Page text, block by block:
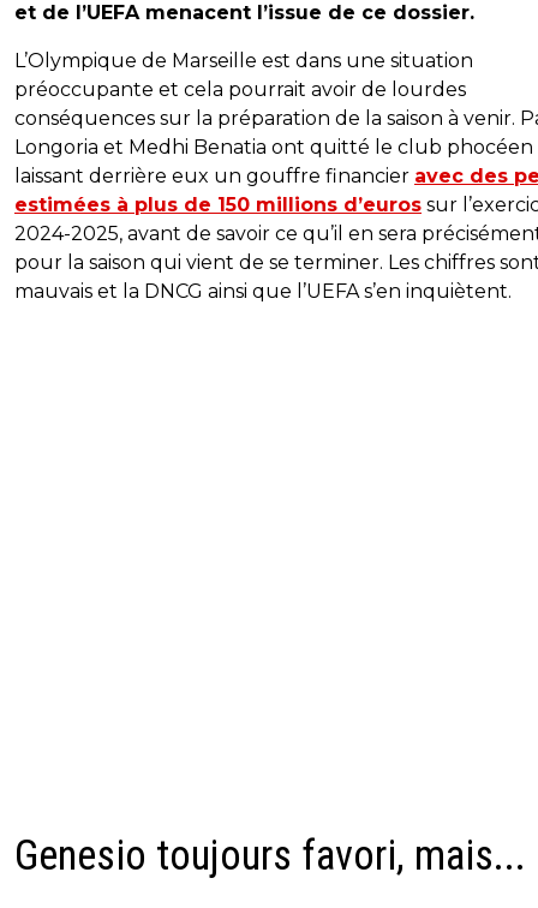
et de l’UEFA menacent l’issue de ce dossier.
L’Olympique de Marseille est dans une situation
préoccupante et cela pourrait avoir de lourdes
conséquences sur la préparation de la saison à venir.
Longoria et Medhi Benatia ont quitté le club phocéen
laissant derrière eux un gouffre financier avec des
estimées à plus de 150 millions d’euros sur
2024-2025, avant de savoir ce qu’il en sera
pour la saison qui vient de se terminer. Les chiffres
mauvais et la DNCG ainsi que l’UEFA s’en inquiètent.
Genesio toujours favori, mais...